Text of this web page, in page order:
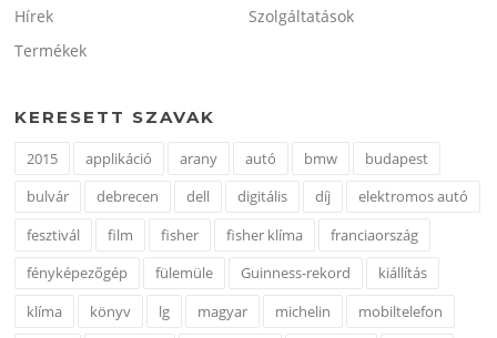
Hírek
Szolgáltatások
Termékek
KERESETT SZAVAK
2015 applikáció arany autó bmw
budapest
bulvár
debrecen dell digitális díj
elektromos autó
fesztivál
film fisher fisher klíma
franciaország
fényképezőgép
fülemüle Guinness-rekord
kiállítás
klíma
könyv lg magyar michelin
mobiltelefon